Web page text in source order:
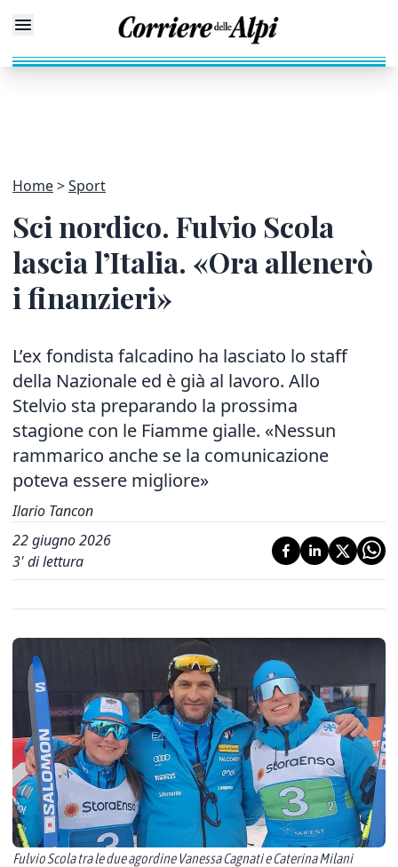
Home Sport
Sci nordico. Fulvio Scola
lascia l’Italia. «Ora allenerò
i finanzieri»
L’ex fondista falcadino ha lasciato lo staff
della Nazionale ed è già al lavoro. Allo
Stelvio sta preparando la prossima
stagione con le Fiamme gialle. «Nessun
rammarico anche se la comunicazione
poteva essere migliore»
Ilario Tancon
22 giugno 2026
3' di lettura
Fulvio Scola tra le due agordine Vanessa Cagnati e Caterina Milani